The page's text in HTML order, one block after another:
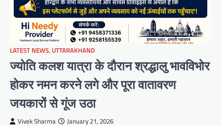
LATEST NEWS, UTTARAKHAND
ज्योति कलश यात्रा के दौरान श्रद्धालु भावविभोर
होकर नमन करने लगे और पूरा वातावरण
जयकारों से गूंज उठा
Vivek Sharma January 21, 2026